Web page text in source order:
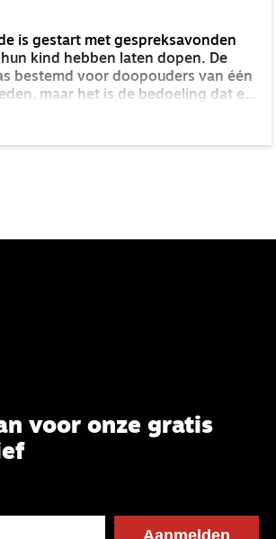
is gestart met gespreksavonden
kind hebben laten dopen. De
bestemd voor doopouders van één
maar het is de bedoeling dat er
avonden worden georganiseerd
van één, twee, drie en vier jaar
ontstaan er vier jaargroepen
voor onze gratis